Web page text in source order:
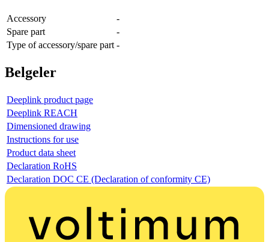
Accessory
-
Spare part
-
Type of accessory/spare part -
Belgeler
Deeplink product page
Deeplink REACH
Dimensioned drawing
Instructions for use
Product data sheet
Declaration RoHS
Declaration DOC CE (Declaration of conformity CE)